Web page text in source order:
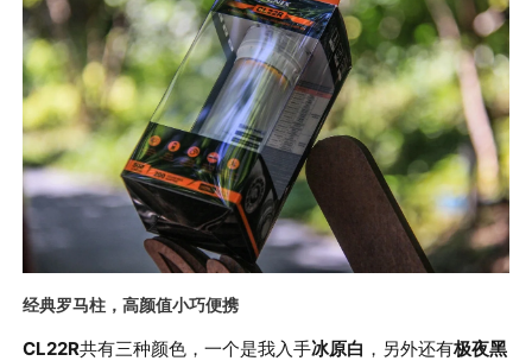
经典罗马柱，高颜值小巧便携
CL22R共有三种颜色，一个是我入手冰原白 ，另外还有极夜黑